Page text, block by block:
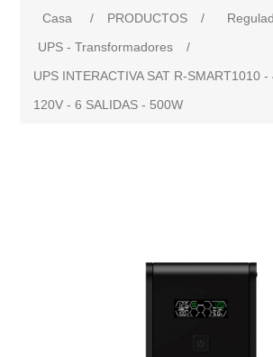
Casa / PRODUCTOS /
UPS - Transformadores
/
UPS INTERACTIVA SAT R-SMART1010
120V - 6 SALIDAS - 500W